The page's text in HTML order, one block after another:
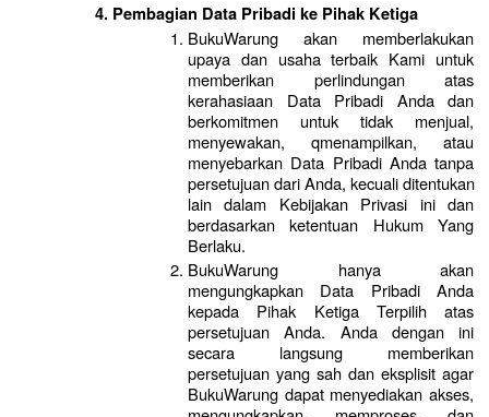
Pembagian Data Pribadi ke Pihak Ketiga
BukuWarung akan memberlakukan
upaya dan usaha terbaik Kami untuk
memberikan perlindungan atas
kerahasiaan Data Pribadi Anda dan
berkomitmen untuk tidak menjual,
menyewakan, qmenampilkan, atau
menyebarkan Data Pribadi Anda tanpa
persetujuan dari Anda, kecuali ditentukan
lain dalam Kebijakan Privasi ini dan
berdasarkan ketentuan Hukum Yang
Berlaku.
BukuWarung hanya akan
mengungkapkan Data Pribadi Anda
kepada Pihak Ketiga Terpilih atas
persetujuan Anda. Anda dengan ini
secara langsung memberikan
persetujuan yang sah dan eksplisit agar
BukuWarung dapat menyediakan akses,